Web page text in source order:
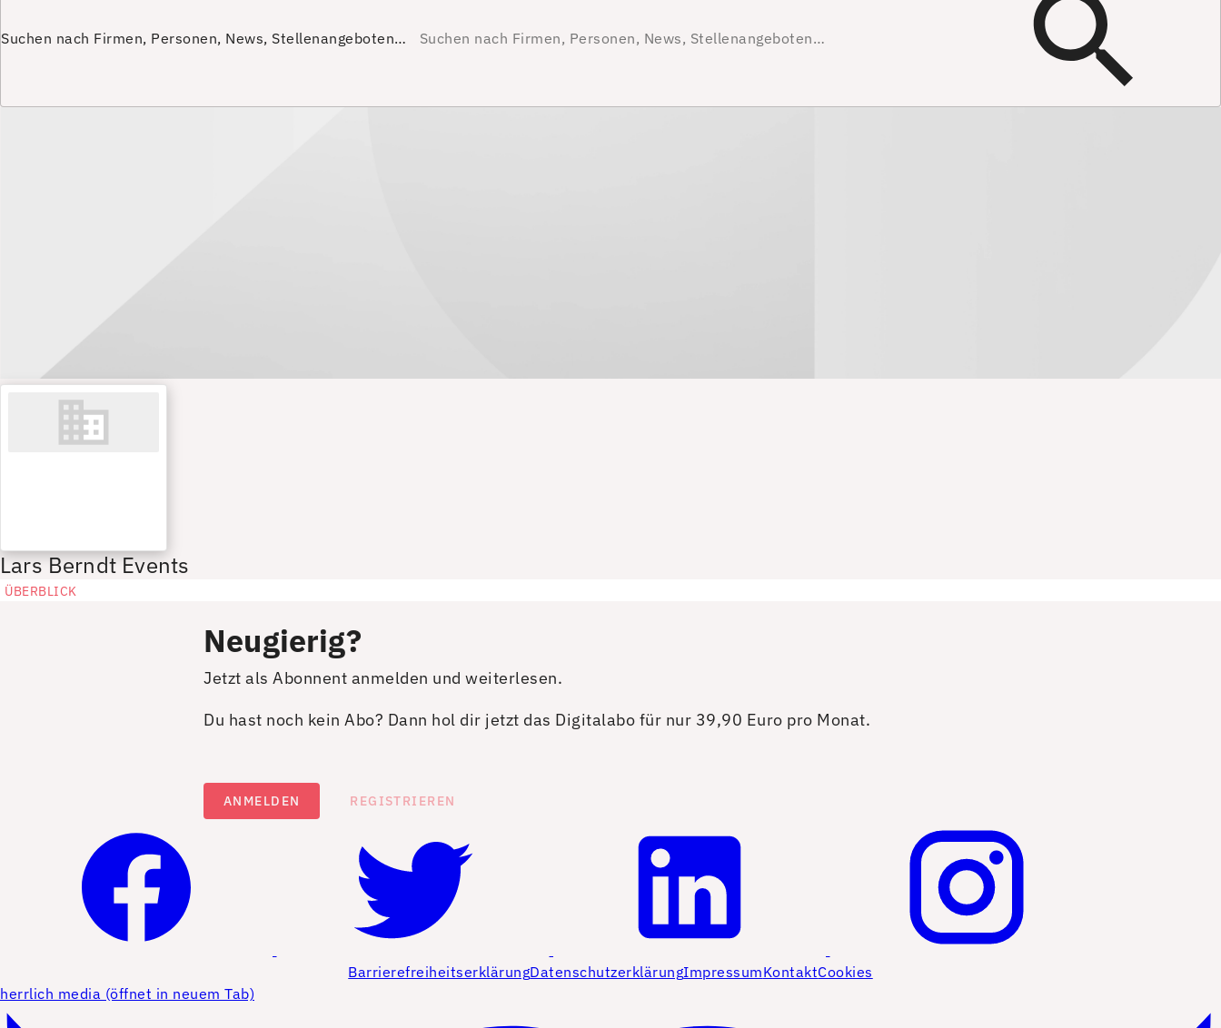
Suchen nach Firmen, Personen, News, Stellenangeboten…
Lars Berndt Events
ÜBERBLICK
Neugierig?
Jetzt als Abonnent anmelden und weiterlesen.
Du hast noch kein Abo? Dann hol dir jetzt das Digitalabo für nur 39,90 Euro pro Monat.
ANMELDEN REGISTRIEREN
BarrierefreiheitserklärungDatenschutzerklärungImpressumKontaktCookies
herrlich media (öffnet in neuem Tab)